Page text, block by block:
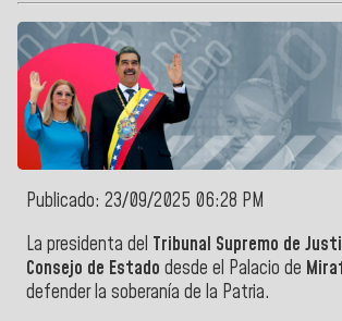
Publicado: 23/09/2025 06:28 PM
La presidenta del Tribunal Supremo de
Consejo de Estado desde el Palacio de
defender la soberanía de la Patria.